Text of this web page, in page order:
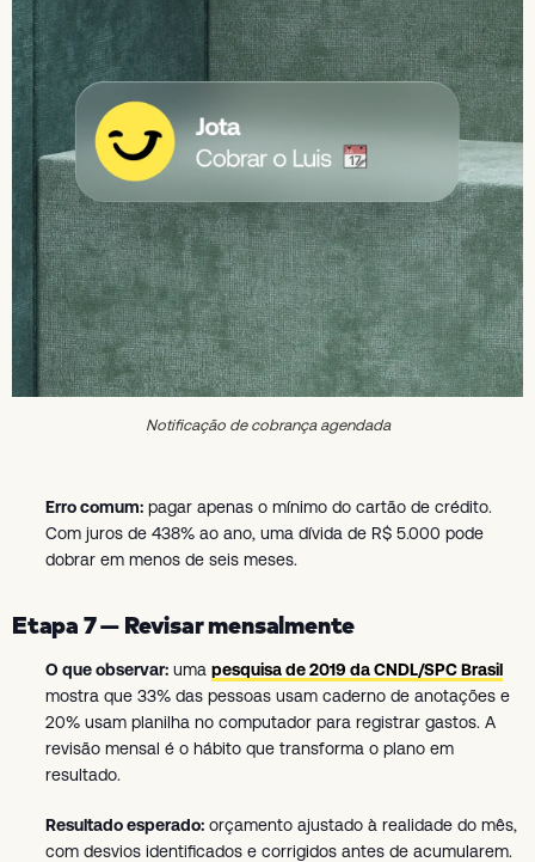
Notificação de cobrança agendada
Erro comum: pagar apenas o mínimo do cartão de crédito.
Com juros de 438% ao ano, uma dívida de R$ 5.000 pode
dobrar em menos de seis meses.
Etapa 7 — Revisar mensalmente
O que observar: uma pesquisa de 2019 da CNDL/SPC Brasil
mostra que 33% das pessoas usam caderno de anotações e
20% usam planilha no computador para registrar gastos. A
revisão mensal é o hábito que transforma o plano em
resultado.
Resultado esperado: orçamento ajustado à realidade do mês,
com desvios identificados e corrigidos antes de acumularem.